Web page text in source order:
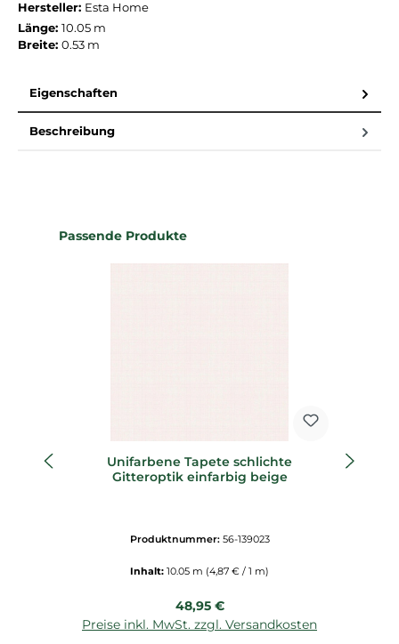
Hersteller: Esta Home
Länge: 10.05 m
Breite: 0.53 m
Eigenschaften
Beschreibung
Produktgalerie überspringen
Passende Produkte
Unifarbene Tapete schlichte
Gitteroptik einfarbig beige
Produktnummer: 56-139023
Inhalt: 10.05 m (4,87 € / 1 m)
Regulärer Preis:
48,95 €
Preise inkl. MwSt. zzgl. Versandkosten